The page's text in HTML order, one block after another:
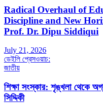
Radical Overhaul of
Discipline and New
Prof. Dr. Dipu Siddiqui
July 21, 2026
ডেইলি প্রেসওয়াচ:
জাতীয়
শিক্ষা সংস্কার: শৃঙ্খলা থেকে
সিদ্দিকী